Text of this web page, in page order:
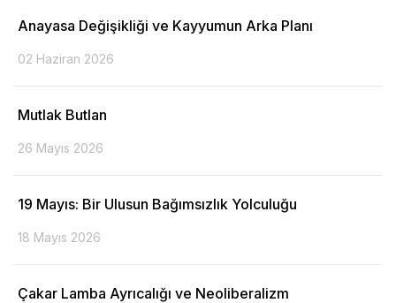
Anayasa Değişikliği ve Kayyumun Arka Planı
02 Haziran 2026
Mutlak Butlan
26 Mayıs 2026
19 Mayıs: Bir Ulusun Bağımsızlık Yolculuğu
18 Mayıs 2026
Çakar Lamba Ayrıcalığı ve Neoliberalizm